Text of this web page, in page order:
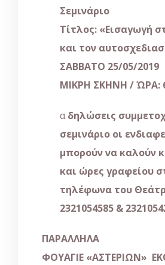
Σεμινάριο
Τίτλος: «Εισαγωγή
και τον
ΣΑΒΒΑΤΟ 25/05/2019
ΜΙΚΡΗ ΣΚΗΝΗ / ΏΡΑ:
αδηλώσεις
σεμινάριο οι
μπορούν να καλούν
και ώρες γραφείου
τηλέφωνα του
2321054585 &
ΠΑΡΑΛΛΗΛΑ
ΦΟΥΑΓΙΕ «ΑΣΤΕΡΙΩΝ»